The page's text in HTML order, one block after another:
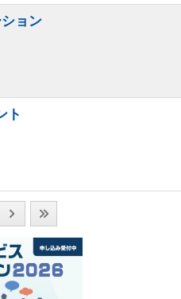
ョン
ト